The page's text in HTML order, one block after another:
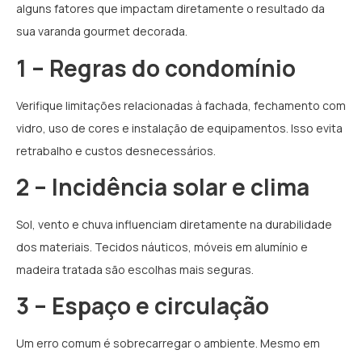
alguns fatores que impactam diretamente o resultado da
sua varanda gourmet decorada.
1 – Regras do condomínio
Verifique limitações relacionadas à fachada, fechamento com
vidro, uso de cores e instalação de equipamentos. Isso evita
retrabalho e custos desnecessários.
2 – Incidência solar e clima
Sol, vento e chuva influenciam diretamente na durabilidade
dos materiais. Tecidos náuticos, móveis em alumínio e
madeira tratada são escolhas mais seguras.
3 – Espaço e circulação
Um erro comum é sobrecarregar o ambiente. Mesmo em